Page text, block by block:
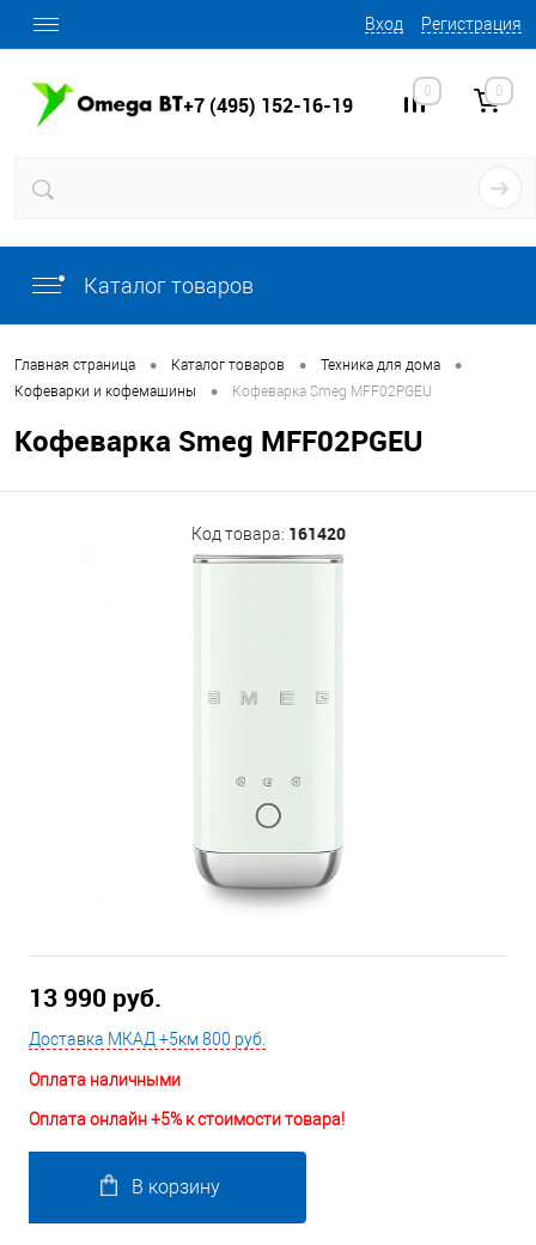
Вход Регистрация
+7 (495) 152-16-19
0 0
Каталог товаров
Главная страница • Каталог товаров • Техника для дома •
Кофеварки и кофемашины • Кофеварка Smeg MFF02PGEU
Кофеварка Smeg MFF02PGEU
Код товара: 161420
13 990 руб.
Доставка МКАД +5км 800 руб.
Оплата наличными
Оплата онлайн +5% к стоимости товара!
В корзину